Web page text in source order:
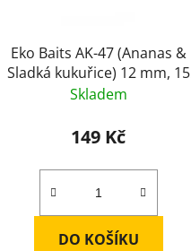
Eko Baits AK-47 (Ananas &
Sladká kukuřice) 12 mm, 15
mm
Skladem
149 Kč
DO KOŠÍKU